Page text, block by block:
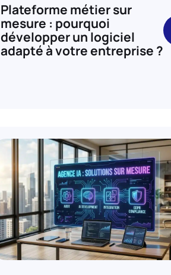
Plateforme métier sur
mesure : pourquoi
développer un logiciel
adapté à votre entreprise ?